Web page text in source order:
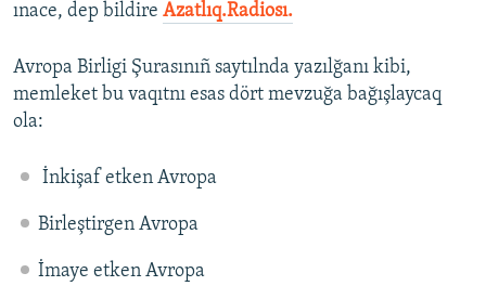
ınace, dep bildire Azatlıq.Radiosı.
Avropa Birligi Şurasınıñ saytılnda yazılğanı kibi,
memleket bu vaqıtnı esas dört mevzuğa bağışlaycaq
ola:
İnkişaf etken Avropa
Birleştirgen Avropa
İmaye etken Avropa